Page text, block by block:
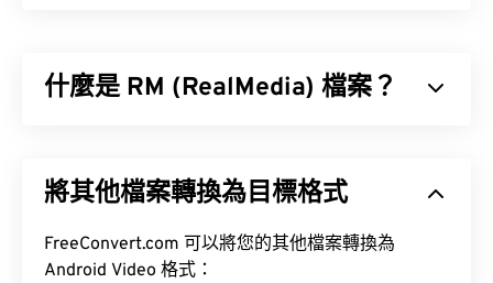
什麼是 RM (RealMedia) 檔案？
網路傳輸內容。 RM 使用 RealVideo 編解碼器壓縮
將其他檔案轉換為目標格式
FreeConvert.com 可以將您的其他檔案轉換為
Android Video 格式：